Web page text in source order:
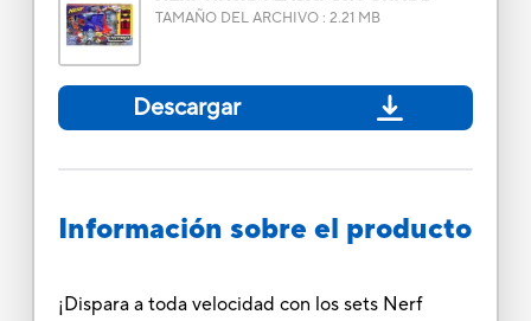
TAMAÑO DEL ARCHIVO: 2.21 MB
Descargar
Información sobre el producto
¡Dispara a toda velocidad con los sets Nerf